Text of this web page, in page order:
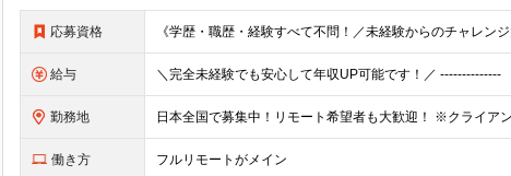
応募資格
給与
勤務地
働き方 フルリモートがメイン